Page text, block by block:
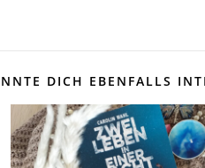
DICH EBENFALLS